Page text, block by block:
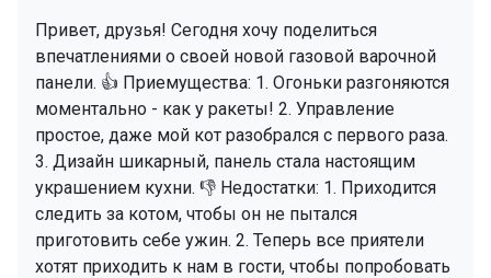
Привет, друзья! Сегодня хочу поделиться
впечатлениями о своей новой газовой варочной
панели. 👍 Приемущества: 1. Огоньки разгоняются
моментально - как у ракеты! 2. Управление
простое, даже мой кот разобрался с первого раза.
3. Дизайн шикарный, панель стала настоящим
украшением кухни. 👎 Недостатки: 1. Приходится
следить за котом, чтобы он не пытался
приготовить себе ужин. 2. Теперь все приятели
хотят приходить к нам в гости, чтобы попробовать